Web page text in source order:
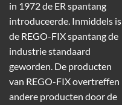
in 1972 de ER spantang
introduceerde. Inmiddels is
de REGO-FIX spantang de
industrie standaard
geworden. De producten
van REGO-FIX overtreffen
andere producten door de